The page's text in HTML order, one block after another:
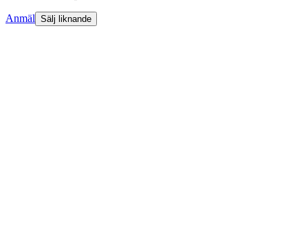
Anmäl Sälj liknande